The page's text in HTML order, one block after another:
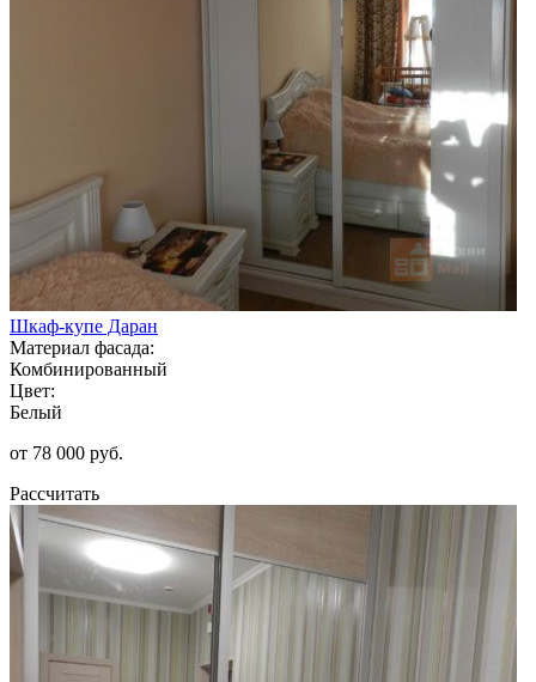
Шкаф-купе Даран
Материал фасада:
Комбинированный
Цвет:
Белый
от 78 000 руб.
Рассчитать